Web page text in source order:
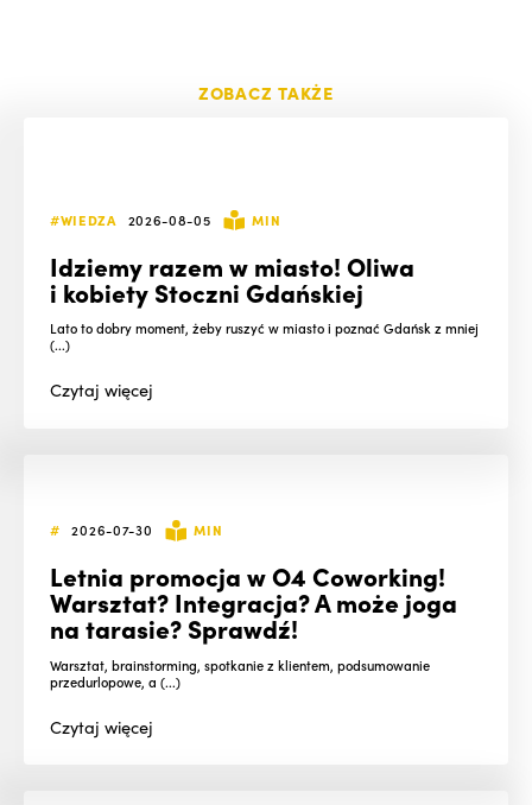
ZOBACZ TAKŻE
#WIEDZA 2026-08-05 MIN
Idziemy razem w miasto! Oliwa
i kobiety Stoczni Gdańskiej
Lato to dobry moment, żeby ruszyć w miasto i poznać Gdańsk z mniej
(...)
Czytajwięcej
# 2026-07-30 MIN
Letnia promocja w O4 Coworking!
Warsztat? Integracja? A może joga
na tarasie? Sprawdź!
Warsztat, brainstorming, spotkanie z klientem, podsumowanie
przedurlopowe, a (...)
Czytajwięcej